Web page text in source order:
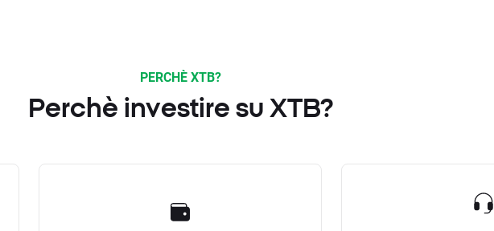
PERCHÈ XTB?
Perchè investire su XTB?